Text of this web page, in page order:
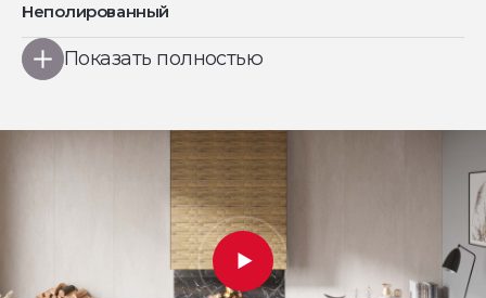
Неполированный
Показать полностью